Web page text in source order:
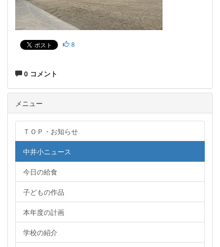
8
0 コメント
メニュー
ＴＯＰ・お知らせ
中井小ニュース
今日の給食
子どもの作品
本年度の計画
学校の紹介